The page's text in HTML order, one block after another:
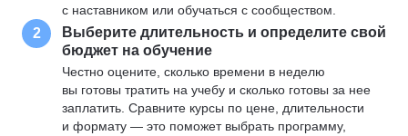
с наставником или обучаться с сообществом.
2
Выберите длительность и определите свой
бюджет на обучение
Честно оцените, сколько времени в неделю
вы готовы тратить на учебу и сколько готовы за нее
заплатить. Сравните курсы по цене, длительности
и формату — это поможет выбрать программу,